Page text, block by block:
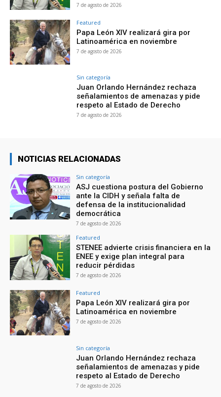
7 de agosto de 2026
Featured
Papa León XIV realizará gira por
Latinoamérica en noviembre
7 de agosto de 2026
Sin categoría
Juan Orlando Hernández rechaza
señalamientos de amenazas y pide
respeto al Estado de Derecho
7 de agosto de 2026
NOTICIAS RELACIONADAS
Sin categoría
ASJ cuestiona postura del Gobierno
ante la CIDH y señala falta de
defensa de la institucionalidad
democrática
7 de agosto de 2026
Featured
STENEE advierte crisis financiera en la
ENEE y exige plan integral para
reducir pérdidas
7 de agosto de 2026
Featured
Papa León XIV realizará gira por
Latinoamérica en noviembre
7 de agosto de 2026
Sin categoría
Juan Orlando Hernández rechaza
señalamientos de amenazas y pide
respeto al Estado de Derecho
7 de agosto de 2026